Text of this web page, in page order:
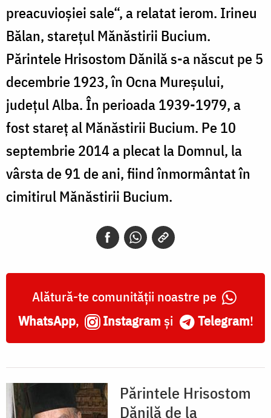
preacuvioşiei sale“, a relatat ierom. Irineu
Bălan, stareţul Mănăstirii Bucium.
Părintele Hrisostom Dănilă s-a născut pe 5
decembrie 1923, în Ocna Mureşului,
judeţul Alba. În perioada 1939-1979, a
fost stareţ al Mănăstirii Bucium. Pe 10
septembrie 2014 a plecat la Domnul, la
vârsta de 91 de ani, fiind înmormântat în
cimitirul Mănăstirii Bucium.
Alătură-te comunității noastre pe
WhatsApp, Instagram și Telegram!
Părintele Hrisostom
Dănilă de la